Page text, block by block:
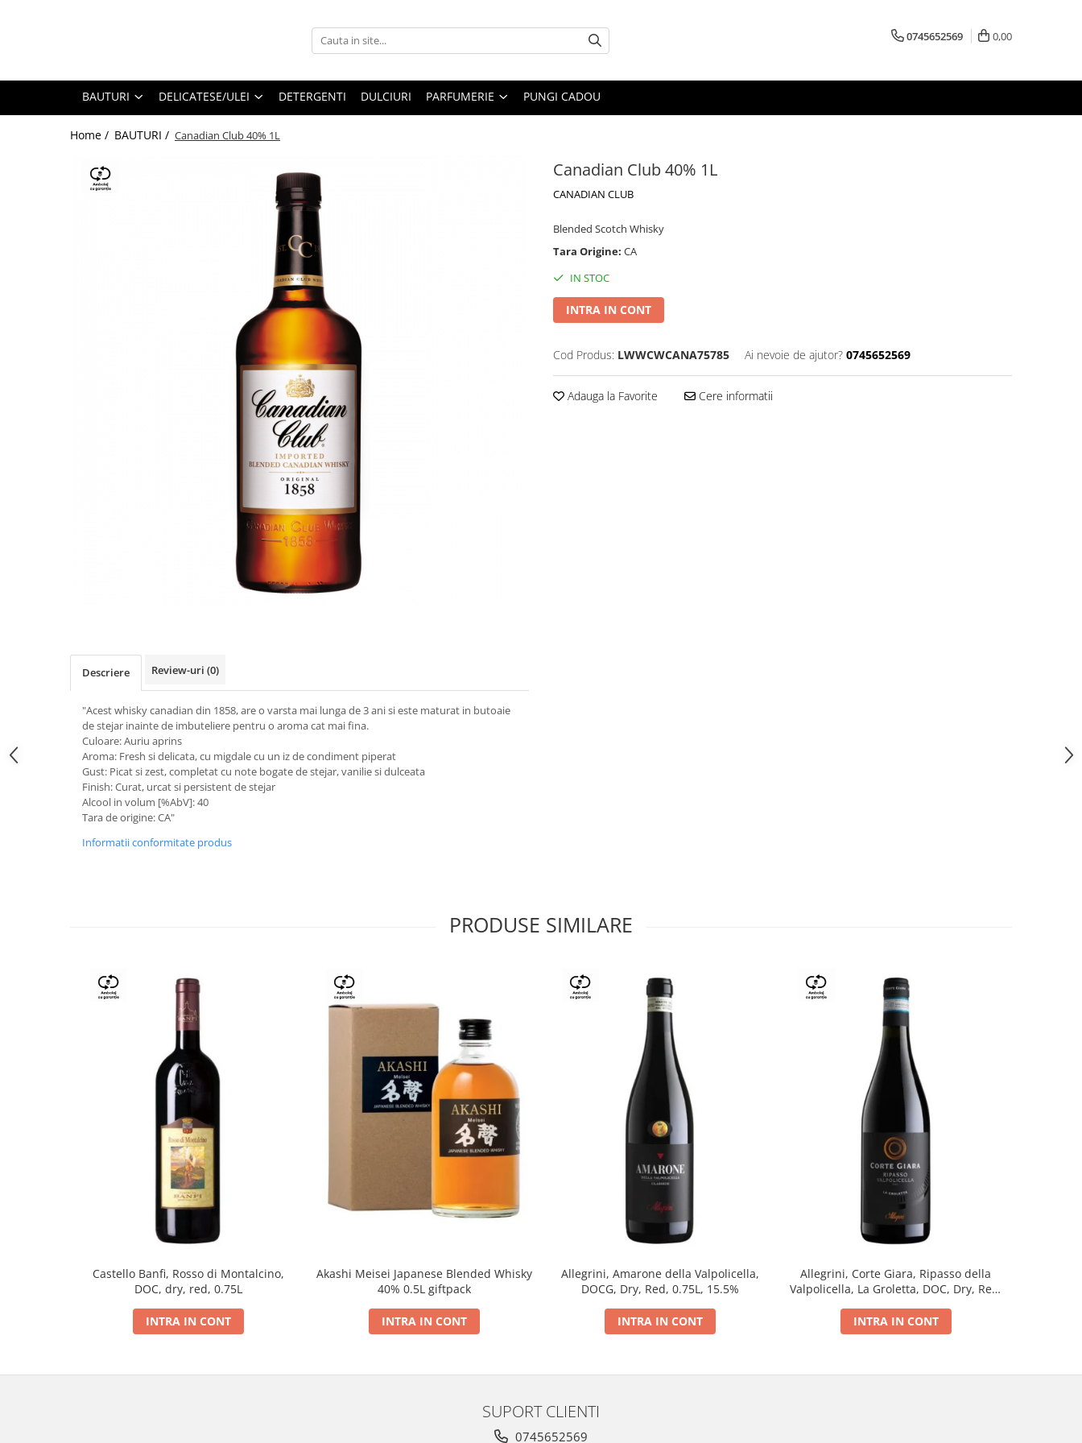
PARFUMURI
0745652569 0,00
BAUTURI DELICATESE/ULEI DETERGENTI DULCIURI PARFUMERIE PUNGI CADOU
Home / BAUTURI / Canadian Club 40% 1L
Canadian Club 40% 1L
CANADIAN CLUB
Blended Scotch Whisky
Tara Origine: CA
IN STOC
INTRA IN CONT
Cod Produs: LWWCWCANA75785 Ai nevoie de ajutor? 0745652569
Adauga la Favorite Cere informatii
Descriere Review-uri (0)
"Acest whisky canadian din 1858, are o varsta mai lunga de 3 ani si este maturat in butoaie
de stejar inainte de imbuteliere pentru o aroma cat mai fina.
Culoare: Auriu aprins
Aroma: Fresh si delicata, cu migdale cu un iz de condiment piperat
Gust: Picat si zest, completat cu note bogate de stejar, vanilie si dulceata
Finish: Curat, urcat si persistent de stejar
Alcool in volum [%AbV]: 40
Tara de origine: CA"
Informatii conformitate produs
PRODUSE SIMILARE
Castello Banfi, Rosso di Montalcino,
DOC, dry, red, 0.75L
INTRA IN CONT
Akashi Meisei Japanese Blended Whisky
40% 0.5L giftpack
INTRA IN CONT
Allegrini, Amarone della Valpolicella,
DOCG, Dry, Red, 0.75L, 15.5%
INTRA IN CONT
Allegrini, Corte Giara, Ripasso della
Valpolicella, La Groletta, DOC, Dry, Red,
INTRA IN CONT
SUPORT CLIENTI
0745652569